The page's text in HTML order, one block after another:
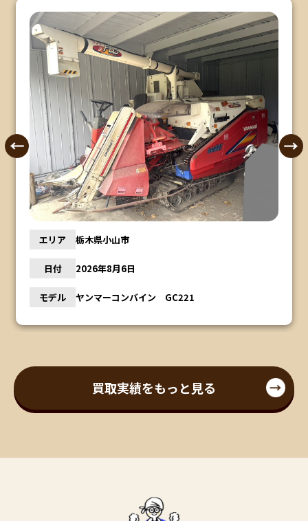
エリア 栃木県小山市
日付 2026年8月6日
モデル ヤンマーコンバイン GC221
買取実績をもっと見る